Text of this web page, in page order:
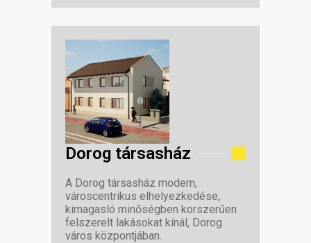
Dorog társasház
A Dorog társasház modern,
városcentrikus elhelyezkedése,
kimagasló minőségben korszerűen
felszerelt lakásokat kínál, Dorog
város központjában.